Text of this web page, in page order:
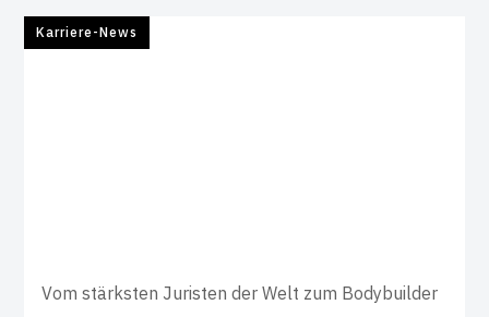
Karriere-News
Vom stärksten Juristen der Welt zum Bodybuilder